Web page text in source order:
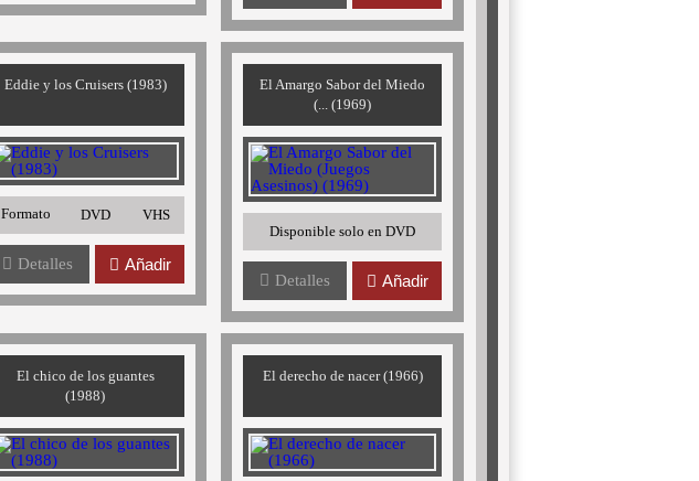
Eddie y los Cruisers (1983)
Formato DVD VHS
Detalles Añadir
El Amargo Sabor del Miedo
(... (1969)
Disponible solo en DVD
Detalles Añadir
El chico de los guantes
(1988)
El derecho de nacer (1966)